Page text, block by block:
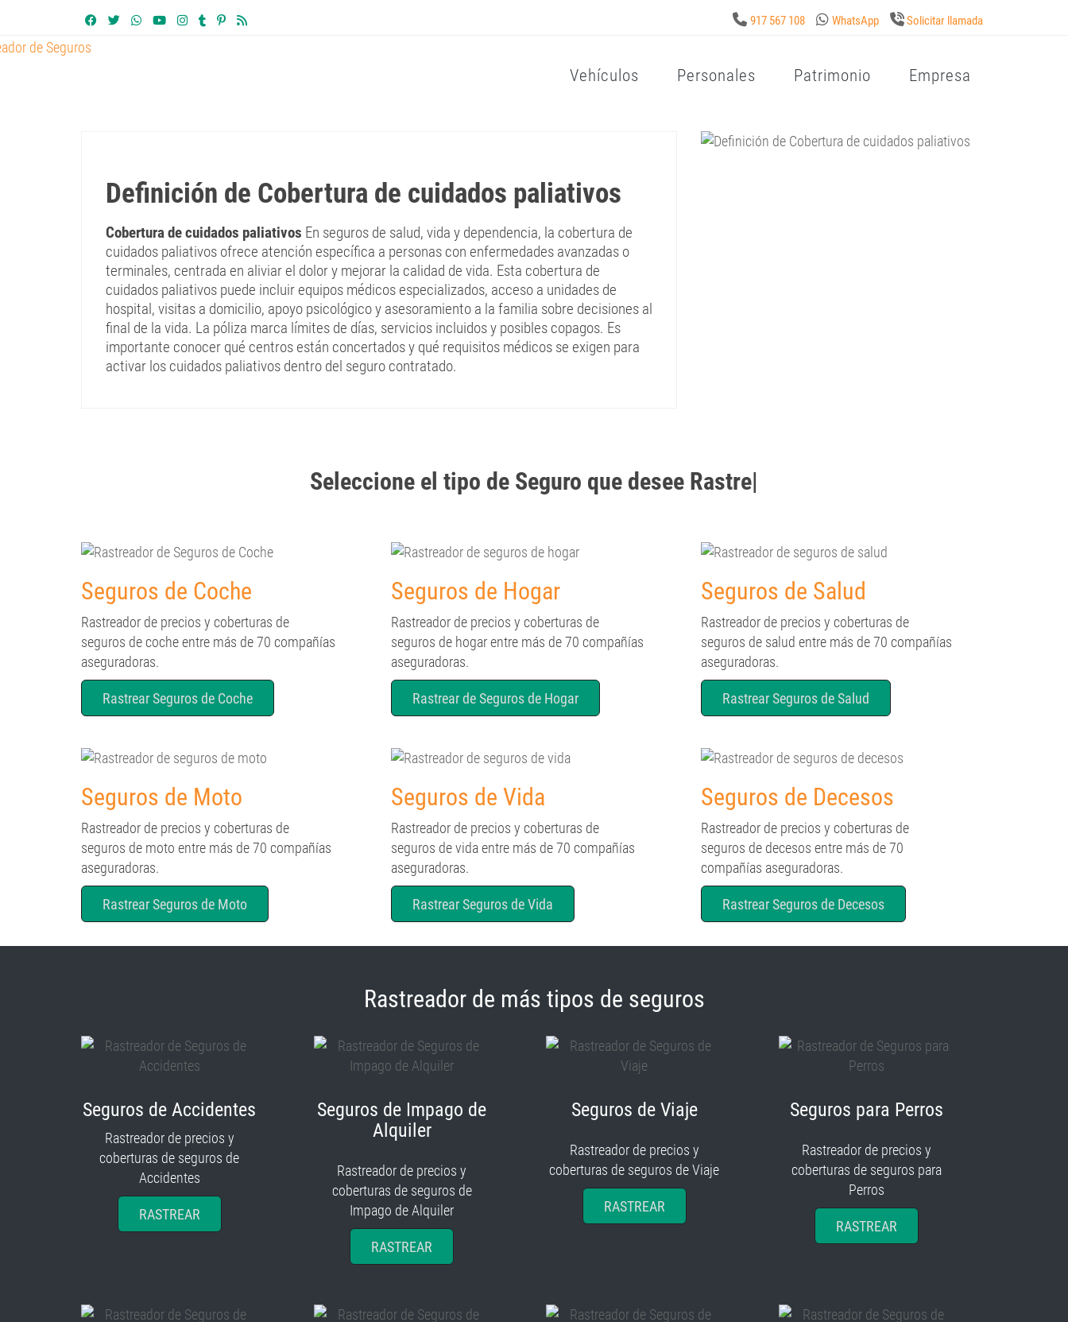
917 567 108 WhatsApp Solicitar llamada
Vehículos Personales Patrimonio Empresa
Definición de Cobertura de cuidados paliativos
Cobertura de cuidados paliativos En seguros de salud, vida y dependencia, la cobertura de
cuidados paliativos ofrece atención específica a personas con enfermedades avanzadas o
terminales, centrada en aliviar el dolor y mejorar la calidad de vida. Esta cobertura de
cuidados paliativos puede incluir equipos médicos especializados, acceso a unidades de
hospital, visitas a domicilio, apoyo psicológico y asesoramiento a la familia sobre decisiones al
final de la vida. La póliza marca límites de días, servicios incluidos y posibles copagos. Es
importante conocer qué centros están concertados y qué requisitos médicos se exigen para
activar los cuidados paliativos dentro del seguro contratado.
Seleccione el tipo de Seguro que desee Rastrear
Seguros de Coche
Rastreador de precios y coberturas de
seguros de coche entre más de 70 compañías
aseguradoras.
Rastrear Seguros de Coche
Seguros de Hogar
Rastreador de precios y coberturas de
seguros de hogar entre más de 70 compañías
aseguradoras.
Rastrear de Seguros de Hogar
Seguros de Salud
Rastreador de precios y coberturas de
seguros de salud entre más de 70 compañías
aseguradoras.
Rastrear Seguros de Salud
Seguros de Moto
Rastreador de precios y coberturas de
seguros de moto entre más de 70 compañías
aseguradoras.
Rastrear Seguros de Moto
Seguros de Vida
Rastreador de precios y coberturas de
seguros de vida entre más de 70 compañías
aseguradoras.
Rastrear Seguros de Vida
Seguros de Decesos
Rastreador de precios y coberturas de
seguros de decesos entre más de 70
compañías aseguradoras.
Rastrear Seguros de Decesos
Rastreador de más tipos de seguros
Seguros de Accidentes
Rastreador de precios y
coberturas de seguros de
Accidentes
RASTREAR
Seguros de Impago de
Alquiler
Rastreador de precios y
coberturas de seguros de
Impago de Alquiler
RASTREAR
Seguros de Viaje
Rastreador de precios y
coberturas de seguros de Viaje
RASTREAR
Seguros para Perros
Rastreador de precios y
coberturas de seguros para
Perros
RASTREAR